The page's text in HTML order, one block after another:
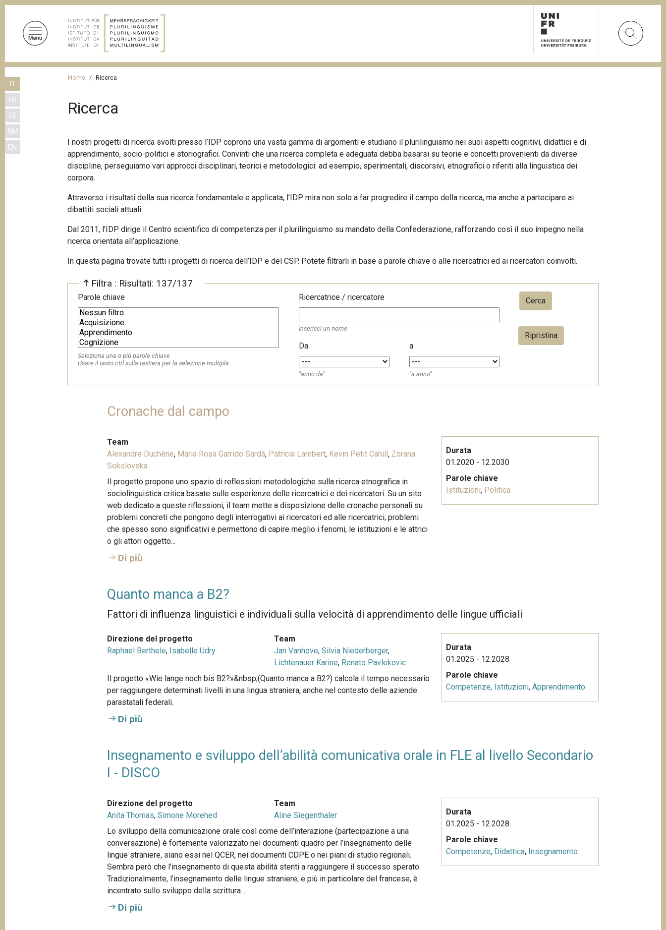
IT
FR
DE
RM
EN
Home Ricerca
Ricerca
I nostri progetti di ricerca svolti presso l’IDP coprono una vasta gamma di argomenti e studiano il plurilinguismo nei suoi aspetti cognitivi, didattici e di
apprendimento, socio-politici e storiografici. Convinti che una ricerca completa e adeguata debba basarsi su teorie e concetti provenienti da diverse
discipline, perseguiamo vari approcci disciplinari, teorici e metodologici: ad esempio, sperimentali, discorsivi, etnografici o riferiti alla linguistica dei
corpora.
Attraverso i risultati della sua ricerca fondamentale e applicata, l’IDP mira non solo a far progredire il campo della ricerca, ma anche a partecipare ai
dibattiti sociali attuali.
Dal 2011, l’IDP dirige il Centro scientifico di competenza per il plurilinguismo su mandato della Confederazione, rafforzando così il suo impegno nella
ricerca orientata all’applicazione.
In questa pagina trovate tutti i progetti di ricerca dell’IDP e del CSP. Potete filtrarli in base a parole chiave o alle ricercatrici ed ai ricercatori coinvolti.
Filtra : Risultati: 137/137
Parole chiave
Seleziona una o più parole chiave
Usare il tasto ctrl sulla tastiera per la selezione multipla.
Ricercatrice / ricercatore
Inserisci un nome
Da
"anno da"
a
"a anno"
Ripristina
Cronache dal campo
Team
Alexandre Duchêne, Maria Rosa Garrido Sardà, Patricia Lambert, Kevin Petit Cahill, Zorana
Sokolovska
Il progetto propone uno spazio di reflessioni metodologiche sulla ricerca etnografica in
sociolinguistica critica basate sulle esperienze delle ricercatrici e dei ricercatori. Su un sito
web dedicato a queste riflessioni, il team mette a disposizione delle cronache personali su
problemi concreti che pongono degli interrogativi ai ricercatori ed alle ricercatrici; problemi
che spesso sono significativi e permettono di capire meglio i fenomi, le istituzioni e le attrici
o gli attori oggetto...
Di più
Durata
01.2020 - 12.2030
Parole chiave
Istituzioni, Politica
Quanto manca a B2?
Fattori di influenza linguistici e individuali sulla velocità di apprendimento delle lingue ufficiali
Direzione del progetto
Raphael Berthele, Isabelle Udry
Team
Jan Vanhove,Silvia Niederberger,
Lichtenauer Karine, Renato Pavlekovic
Il progetto «Wie lange noch bis B2?»&nbsp;(Quanto manca a B2?) calcola il tempo necessario
per raggiungere determinati livelli in una lingua straniera, anche nel contesto delle aziende
parastatali federali.
Di più
Durata
01.2025 - 12.2028
Parole chiave
Competenze, Istituzioni, Apprendimento
Insegnamento e sviluppo dell’abilità comunicativa orale in FLE al livello Secondario
I - DISCO
Direzione del progetto
Anita Thomas,Simone Morehed
Team
Aline Siegenthaler
Lo sviluppo della comunicazione orale così come dell’interazione (partecipazione a una
conversazione) è fortemente valorizzato nei documenti quadro per l’insegnamento delle
lingue straniere, siano essi nel QCER, nei documenti CDPE o nei piani di studio regionali.
Sembra però che l’insegnamento di questa abilità stenti a raggiungere il successo sperato.
Tradizionalmente, l’insegnamento delle lingue straniere, e più in particolare del francese, è
incentrato sullo sviluppo della scrittura....
Di più
Durata
01.2025 - 12.2028
Parole chiave
Competenze, Didattica, Insegnamento